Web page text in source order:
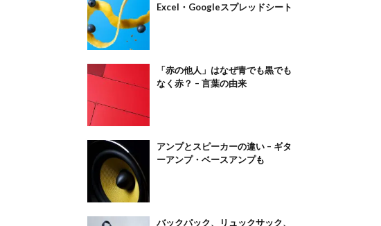
Excel・Googleスプレッドシート
「赤の他人」はなぜ青でも黒でも
なく赤？ – 言葉の由来
アンプとスピーカーの違い – ギタ
ーアンプ・ベースアンプも
バックパック、リュックサック、